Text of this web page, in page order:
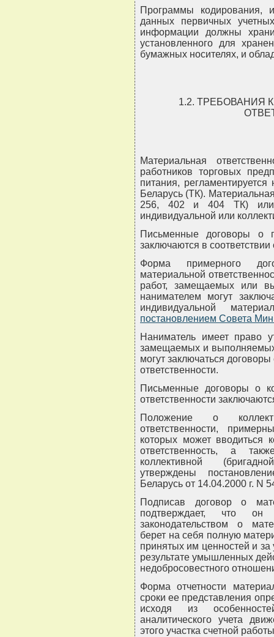
Программы кодирования,
данных первичных
информации должны
установленного для
бумажных носителях, и
1.2. ТРЕБОВАНИЯ
Материальная
работников торговых
питания,
Беларусь (ТК).
256, 402 и 404 ТК) или
индивидуальной или
Письменные договоры о
заключаются в соответствии
Форма примерного
материальной
работ, замещаемых или
нанимателем могут
индивидуальной
постановлением Совета
Наниматель имеет право
замещаемых и
могут заключаться
ответственности.
Письменные договоры о
ответственности
Положение о
ответственности,
которых может вводиться
ответственность, а
коллективной
утверждены
Беларусь от 14.04.2000 г. N
Подписав договор о
подтверждает, что
законодательством о
берет на себя полную
принятых им ценностей и
результате умышленных
недобросовестного
Форма отчетности
сроки ее представления
исходя из
аналитического учета
этого участка счетной